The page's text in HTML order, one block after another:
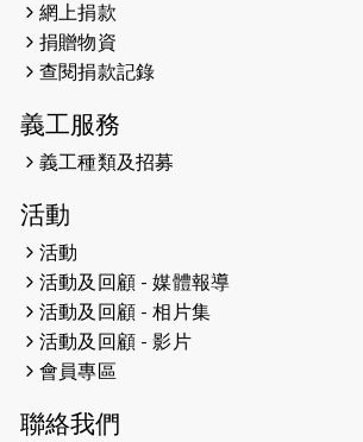
2026-04-25
2026-04-24
2026-04-23
2026-04-19
2026-04-16
猛龍長跑隊恆常練習 -
（19:00開始）
2026-04-12
網上捐款
捐贈物資
查閱捐款記錄
義工服務
義工種類及招募
活動
活動
活動及回顧 - 媒體報導
活動及回顧 - 相片集
活動及回顧 - 影片
會員專區
聯絡我們